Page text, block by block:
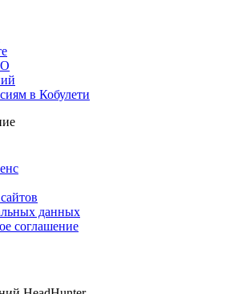
в Кобулети
данных
соглашение